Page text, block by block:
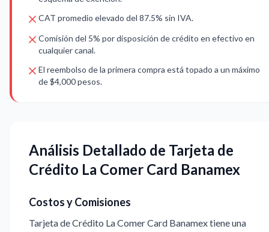
CAT promedio elevado del 87.5% sin IVA.
Comisión del 5% por disposición de crédito en efectivo en
cualquier canal.
El reembolso de la primera compra está topado a un máximo
de $4,000 pesos.
Análisis Detallado de Tarjeta de
Crédito La Comer Card Banamex
Costos y Comisiones
Tarjeta de Crédito La Comer Card Banamex tiene una